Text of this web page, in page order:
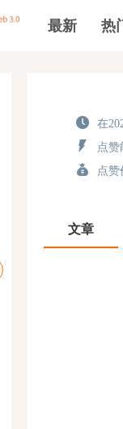
最新 热
在
点赞
点赞
文章